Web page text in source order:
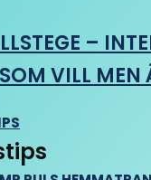
–
VILL MEN